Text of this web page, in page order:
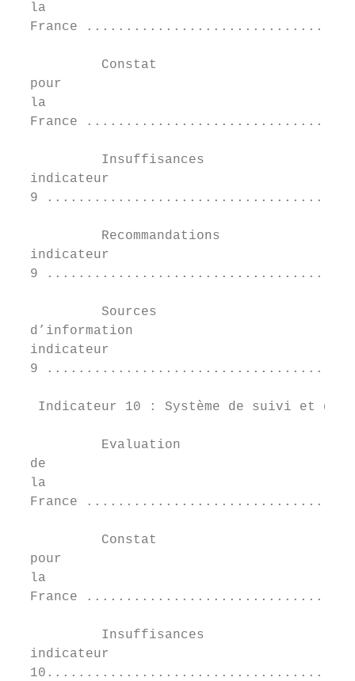
la
France
           Constat
pour
la
France
           Insuffisances
indicateur
9
           Recommandations
indicateur
9
           Sources
d’information
indicateur
9
Indicateur 10 : Système de suivi et
           Evaluation
de
la
France
           Constat
pour
la
France
           Insuffisances
indicateur